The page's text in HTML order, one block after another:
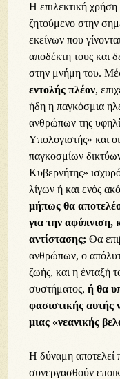
Η επιλεκτική χρήση
ζητούμενο στην
εκείνων που
αποδέκτη τους και
στην μνήμη του.
εντολής πλέον,
ήδη η παγκόσμια
ανθρώπων της
Υπολογιστής» και
παγκοσμίων
Κυβερνήτης»
λίγων ή και ενός
μήπως θα
για την αφύπνιση,
αντίστασης; Θα
ανθρώπων, ο
ζωής, και η ένταξή
συστήματος,ή θα
φασιστικής αυτής
μιας «νεανικής
Η δύναμη αποτελεί
συνεργασθούν